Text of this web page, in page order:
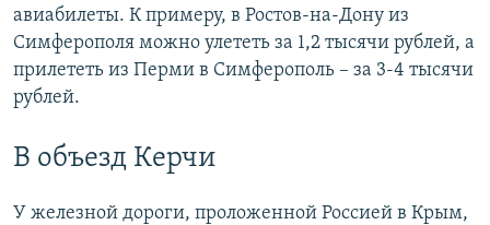
авиабилеты. К примеру, в Ростов-на-Дону из
Симферополя можно улететь за 1,2 тысячи рублей, а
прилететь из Перми в Симферополь – за 3-4 тысячи
рублей.
В объезд Керчи
У железной дороги, проложенной Россией в Крым,